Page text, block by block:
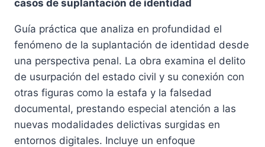
16,00 €.15,19 €.
casos de suplantación de identidad
Guía práctica que analiza en profundidad el
fenómeno de la suplantación de identidad desde
una perspectiva penal. La obra examina el delito
de usurpación del estado civil y su conexión con
otras figuras como la estafa y la falsedad
documental, prestando especial atención a las
nuevas modalidades delictivas surgidas en
entornos digitales. Incluye un enfoque